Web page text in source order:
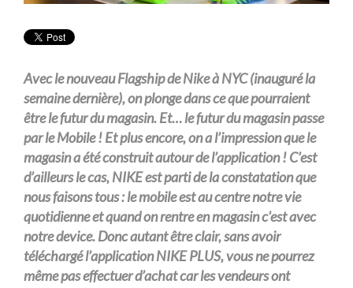
Avec le nouveau Flagship de Nike à NYC (inauguré la
semaine dernière), on plonge dans ce que pourraient
être le futur du magasin. Et… le futur du magasin passe
par le Mobile ! Et plus encore, on a l’impression que le
magasin a été construit autour de l’application ! C’est
d’ailleurs le cas, NIKE est parti de la constatation que
nous faisons tous : le mobile est au centre notre vie
quotidienne et quand on rentre en magasin c’est avec
notre device. Donc autant être clair, sans avoir
téléchargé l’application NIKE PLUS, vous ne pourrez
même pas effectuer d’achat car les vendeurs ont